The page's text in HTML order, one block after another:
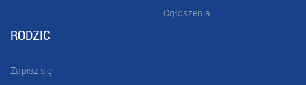
Ogłoszenia
RODZIC
Zapisz się